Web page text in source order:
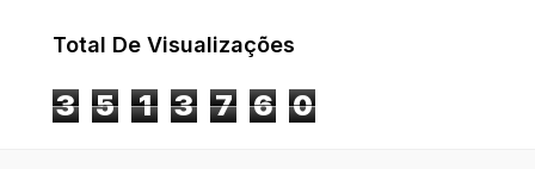
Total De Visualizações
3 5 1 3 7 6 0